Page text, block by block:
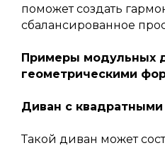
поможет создать
сбалансированное
Примеры модульных
геометрическими
Диван с
Такой диван может
Вы можете
вопрос или
сообщение